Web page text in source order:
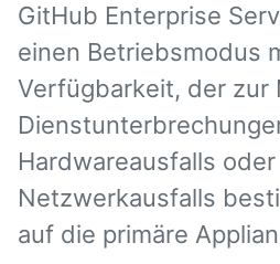
GitHub Enterprise
einen Betriebsmodus
Verfügbarkeit, der zur
Hardwareausfalls
Netzwerkausfalls
auf die primäre